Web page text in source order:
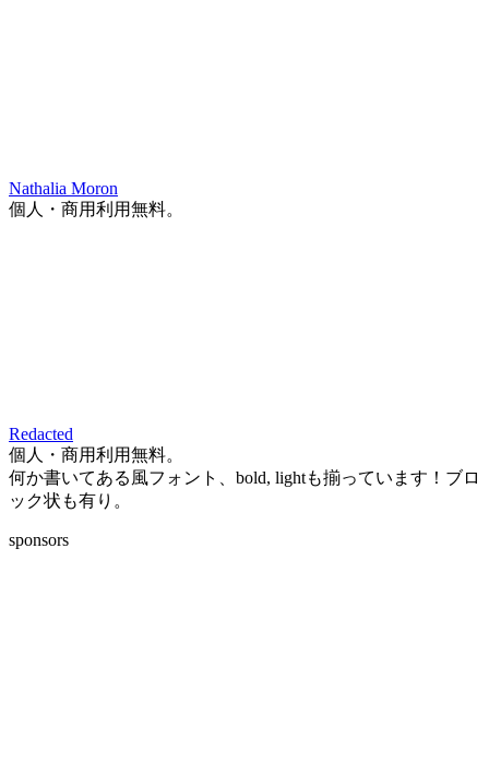
Nathalia Moron
個人・商用利用無料。
Redacted
個人・商用利用無料。
何か書いてある風フォント、bold, lightも揃っています！ブロ
ック状も有り。
sponsors